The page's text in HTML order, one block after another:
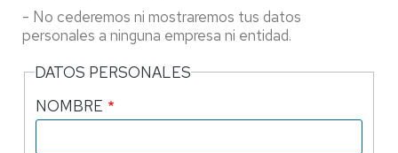
- No cederemos ni mostraremos tus datos
personales a ninguna empresa ni entidad.
DATOS PERSONALES
NOMBRE